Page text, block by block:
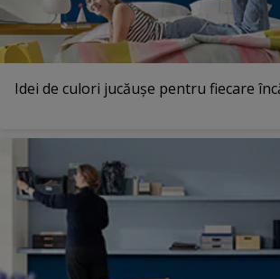
Idei de culori jucăușe pentru fiecare